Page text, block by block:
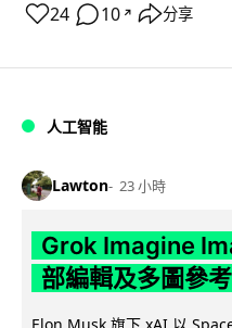
24 10 ↗ 分享
人工智能
Lawton 23 小時
Grok Imagine
部編輯及多圖參